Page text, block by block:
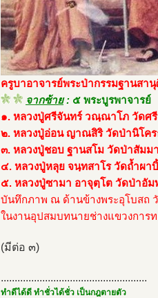
ครูบาอาจารย์พระป่ากรรมฐานสา
จากซ้าย: ๕ พระบูรพาจารย์
๑. หลวงปู่ศรีจันทร์ วณฺณาโภ วัดศรี
๒. หลวงปู่อ่อน ญาณสิริ วัดป่านิโคร
๓. หลวงปู่ชอบ ฐานสโม วัดป่าสัมม
๔. หลวงปู่หลุย จนฺทสาโร วัดถ้ำผาบิ้
๕. หลวงปู่ซามา อาจุตฺโต วัดป่าอัม
บันทึกภาพ ณ ด้านข้างพระอุโบสถ
ในงานอุปสมบทนายช่างแขวงการ
(มีต่อ ๓)
.....................................................
ทำดีได้ดี ทำชั่วได้ชั่ว เป็นกฎตายตัว